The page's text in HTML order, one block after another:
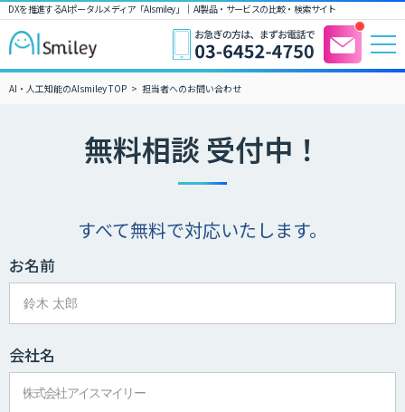
DXを推進するAIポータルメディア「AIsmiley」｜ AI製品・サービスの比較・検索サイト
AI・人工知能のAIsmiley TOP 担当者へのお問い合わせ
無料相談 受付中！
すべて無料で対応いたします。
お名前
会社名